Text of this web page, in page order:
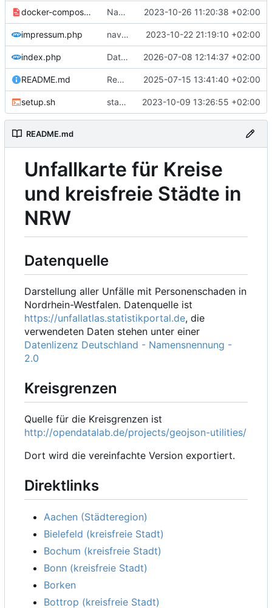
docker-compose.sample.yml Navigation 2023-10-26 11:20:38 +02:00
impressum.php navbar fix 2023-10-22 21:19:10 +02:00
index.php Daten 2025 2026-07-08 12:14:37 +02:00
README.md Readme 2025-07-15 13:41:40 +02:00
setup.sh statistics 2023-10-09 13:26:55 +02:00
README.md
Unfallkarte für Kreise
und kreisfreie Städte in
NRW
Datenquelle
Darstellung aller Unfälle mit Personenschaden in
Nordrhein-Westfalen. Datenquelle ist
https://unfallatlas.statistikportal.de, die
verwendeten Daten stehen unter einer
Datenlizenz Deutschland - Namensnennung -
2.0
Kreisgrenzen
Quelle für die Kreisgrenzen ist
http://opendatalab.de/projects/geojson-utilities/
Dort wird die vereinfachte Version exportiert.
Direktlinks
Aachen (Städteregion)
Bielefeld (kreisfreie Stadt)
Bochum (kreisfreie Stadt)
Bonn (kreisfreie Stadt)
Borken
Bottrop (kreisfreie Stadt)